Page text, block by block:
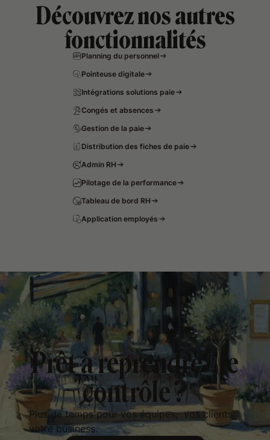
Découvrez nos autres
fonctionnalités
Planning du personnel
Pointeuse digitale
Intégrations solutions paie
Congés et absences
Gestion de la paie
Distribution des fiches de paie
Admin RH
Pilotage de la performance
Tableau de bord RH
Application employés
Prêt à reprendre le
contrôle ?
Plus de temps pour vos équipes, vos clients,
votre business.